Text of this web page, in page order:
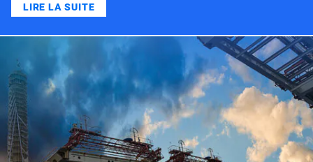
LIRE LA SUITE